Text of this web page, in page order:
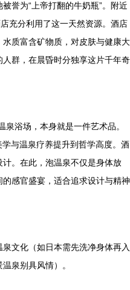
誉为“上帝打翻的牛奶瓶”。附近
充分利用了这一天然资源。酒店
质富含矿物质，对皮肤与健康大
群，在晨昏时分独享这片千年奇
泉浴场，本身就是一件艺术品。
与温泉疗养提升到哲学高度。酒
。在此，泡温泉不仅是身体放
感官盛宴，适合追求设计与精神
文化（如日本需先洗净身体再入
泉别具风情）。